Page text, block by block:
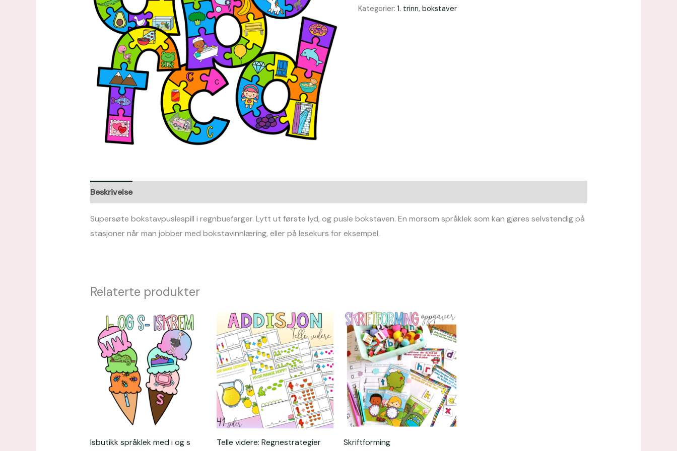
Kategorier:1. trinn,bokstaver
Beskrivelse
Supersøte bokstavpuslespill i regnbuefarger. Lytt ut første lyd, og pusle bokstaven. En morsom språklek som kan gjøres selvstendig på
stasjoner når man jobber med bokstavinnlæring, eller på lesekurs for eksempel.
Relaterte produkter
Isbutikk språklek med i og s
Telle videre: Regnestrategier
Skriftforming